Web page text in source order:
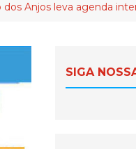
agenda intensa ao
SIGA